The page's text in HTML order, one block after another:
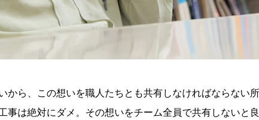
サポート
鎌北建設について
スタッフ紹介
スタッフ紹介
から、この想いを職人たちとも共有しなければならない
事は絶対にダメ。その想いをチーム全員で共有しないと